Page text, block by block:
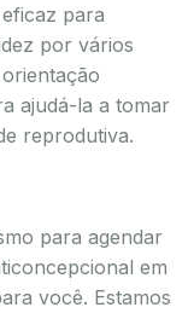
para
por vários
ajudá-la a tomar
reprodutiva.
para agendar
em
você. Estamos